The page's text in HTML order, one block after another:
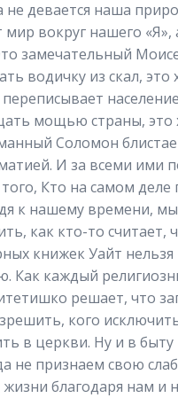
не девается наша
мир вокруг нашего «Я»,
замечательный
водичку из скал, это
мощью страны, это
Соломон
И за всеми ими
Кто на самом деле
к нашему времени,
как кто-то считает,
книжек Уайт нельзя
Как каждый
решает, что
кого
в церкви. Ну и в
не признаем свою
благодаря нам и